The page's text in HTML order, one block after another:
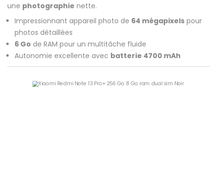
une photographie nette.
Impressionnant appareil photo de 64 mégapixels pour
photos détaillées
6 Go de RAM pour un multitâche fluide
Autonomie excellente avec batterie 4700 mAh